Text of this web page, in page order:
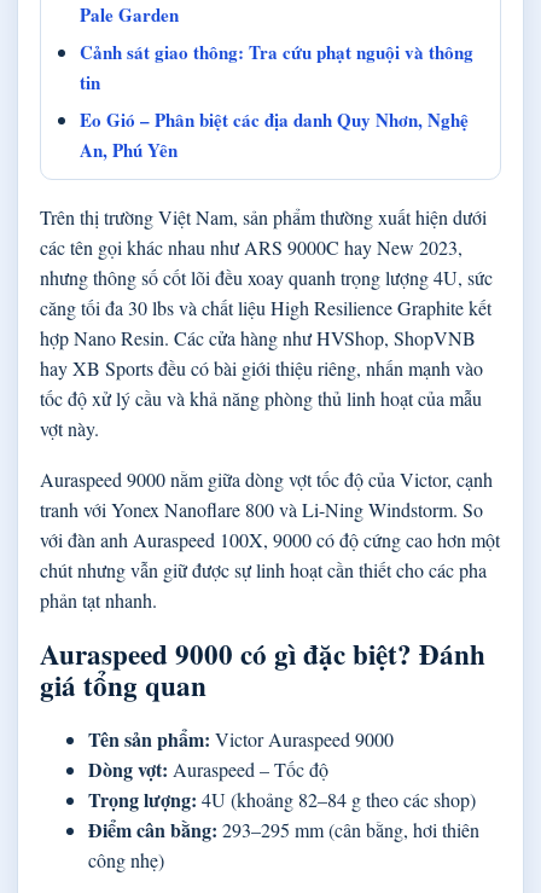
Pale Garden
Cảnh sát giao thông: Tra cứu phạt nguội và thông
tin
Eo Gió – Phân biệt các địa danh Quy Nhơn, Nghệ
An, Phú Yên
Trên thị trường Việt Nam, sản phẩm thường xuất hiện dưới
các tên gọi khác nhau như ARS 9000C hay New 2023,
nhưng thông số cốt lõi đều xoay quanh trọng lượng 4U, sức
căng tối đa 30 lbs và chất liệu High Resilience Graphite kết
hợp Nano Resin. Các cửa hàng như HVShop, ShopVNB
hay XB Sports đều có bài giới thiệu riêng, nhấn mạnh vào
tốc độ xử lý cầu và khả năng phòng thủ linh hoạt của mẫu
vợt này.
Auraspeed 9000 nằm giữa dòng vợt tốc độ của Victor, cạnh
tranh với Yonex Nanoflare 800 và Li-Ning Windstorm. So
với đàn anh Auraspeed 100X, 9000 có độ cứng cao hơn một
chút nhưng vẫn giữ được sự linh hoạt cần thiết cho các pha
phản tạt nhanh.
Auraspeed 9000 có gì đặc biệt? Đánh
giá tổng quan
Tên sản phẩm: Victor Auraspeed 9000
Dòng vợt: Auraspeed – Tốc độ
Trọng lượng: 4U (khoảng 82–84 g theo các shop)
Điểm cân bằng: 293–295 mm (cân bằng, hơi thiên
công nhẹ)